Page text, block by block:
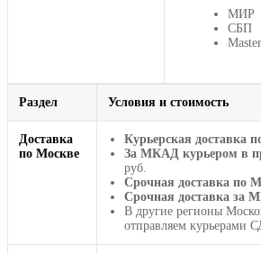
МИР
СБП
Раздел Условия и стоимость
Доставка
по Москве
Курьерская доставка
За МКАД курьером в
руб.
Срочная доставка по
Срочная доставка за
В другие регионы
отправляем курьерами